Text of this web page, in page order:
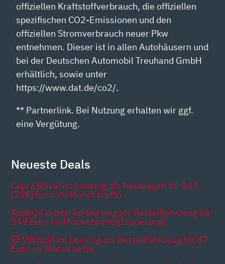
offiziellen Kraftstoffverbrauch, die offiziellen
spezifischen CO2-Emissionen und den
offiziellen Stromverbrauch neuer Pkw
entnehmen. Dieser ist in allen Autohäusern und
bei der Deutschen Automobil Treuhand GmbH
erhältlich, sowie unter
https://www.dat.de/co2/.
** Partnerlink. Bei Nutzung erhalten wir ggf.
eine Vergütung.
Neueste Deals
Cupra Raval im Leasing als Neuwagen für 149
[316] Euro im Monat brutto
Audi Q4 e-tron im Leasing als Bestellfahrzeug für
549 Euro im Monat brutto [Eroberung]
💥 VW Golf im Leasing als Bestellfahrzeug für 87
Euro im Monat netto